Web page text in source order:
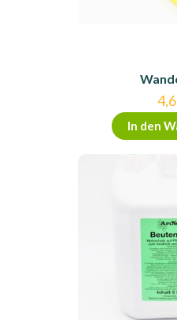
In den